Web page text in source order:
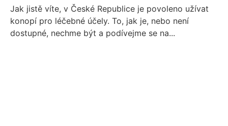
Jak jistě víte, v České Republice je povoleno užívat
konopí pro léčebné účely. To, jak je, nebo není
dostupné, nechme být a podívejme se na...